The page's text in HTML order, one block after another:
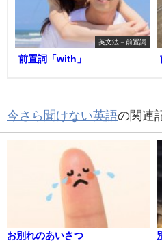
英文法－前置詞
前置詞「with」
今さら聞けない英語の関連
お別れのあいさつ